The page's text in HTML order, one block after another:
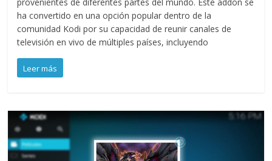
ha convertido en una opción popular dentro de la
comunidad Kodi por su capacidad de reunir canales de
televisión en vivo de múltiples países, incluyendo
Leer más